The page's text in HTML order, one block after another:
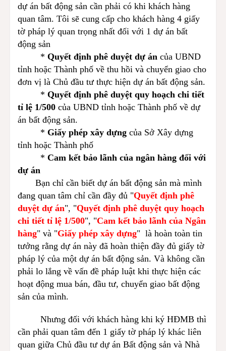
dự án bất động sản cần phải có khi khách hàng
quan tâm. Tôi sẽ cung cấp cho khách hàng 4 giấy
tờ pháp lý quan trọng nhất đối với 1 dự án bất
động sản
*Quyết định phê duyệt dự án của UBND
tỉnh hoặc Thành phố về thu hồi và chuyển giao cho
đơn vị là Chủ đầu tư thực hiện dự án bất động sản.
*Quyết định phê duyệt quy hoạch chi tiết
tỉ lệ 1/500 của UBND tỉnh hoặc Thành phố về dự
án bất động sản.
* Giấy phép xây dựngcủa Sở Xây dựng
tỉnh hoặc Thành phố
*Cam kết bảo lãnh của ngân hàng đối với
dự án
Bạn chỉ cần biết dự án bất động sản mà mình
đang quan tâm chỉ cần đầy đủ "Quyết định phê
duyệt dự án", "Quyết định phê duyệt quy hoạch
chi tiết tỉ lệ 1/500", "Cam kết bảo lãnh của Ngân
hàng" và "Giấy phép xây dựng" là hoàn toàn tin
tưởng rằng dự án này đã hoàn thiện đầy đủ giấy tờ
pháp lý của một dự án bất động sản. Và không cần
phải lo lắng về vấn đề pháp luật khi thực hiện các
hoạt động mua bán, đầu tư, chuyển giao bất động
sản của mình.
Nhưng đối với khách hàng khi ký HĐMB thì
cần phải quan tâm đến 1 giấy tờ pháp lý khác liên
quan giữa Chủ đầu tư dự án Bất động sản và Nhà